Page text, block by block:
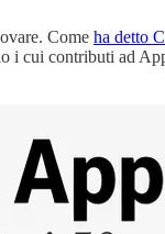
Come ha detto
i cui contributi ad